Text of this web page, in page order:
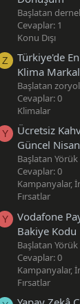
Başlatan
Cevaplar: 1
Konu Dışı
Z
Türkiye'de
Klima
Başlatan zoryol
Cevaplar: 0
Klimalar
Y
Ücretsiz
Güncel
Başlatan Yörük
Cevaplar: 0
Kampanyalar,
Fırsatlar
Y
Vodafone
Bakiye Kodu
Başlatan Yörük
Cevaplar: 0
Kampanyalar,
Fırsatlar